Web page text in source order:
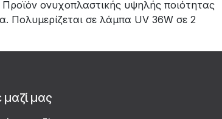
Προϊόν ονυχοπλαστικής υψηλής ποιότητας
Πολυμερίζεται σε λάμπα UV 36W σε 2
μαζί μας